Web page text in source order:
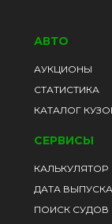
АВТО
АУКЦИОНЫ
СТАТИСТИКА
КАТАЛОГ
СЕРВИСЫ
КАЛЬКУЛЯТОР
ДАТА
ПОИСК СУДОВ